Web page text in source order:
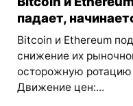
падает,
Bitcoin и Ethereum
снижение их
осторожную ротацию
Движение цен:...